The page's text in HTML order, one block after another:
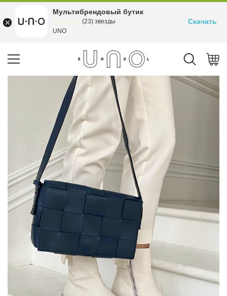
Мультибрендовый бутик
(23) звезды
UNO
Скачать